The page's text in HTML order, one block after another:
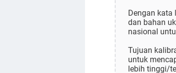
Dengan
dan bahan
nasional
Tujuan
untuk
lebih tinggi/